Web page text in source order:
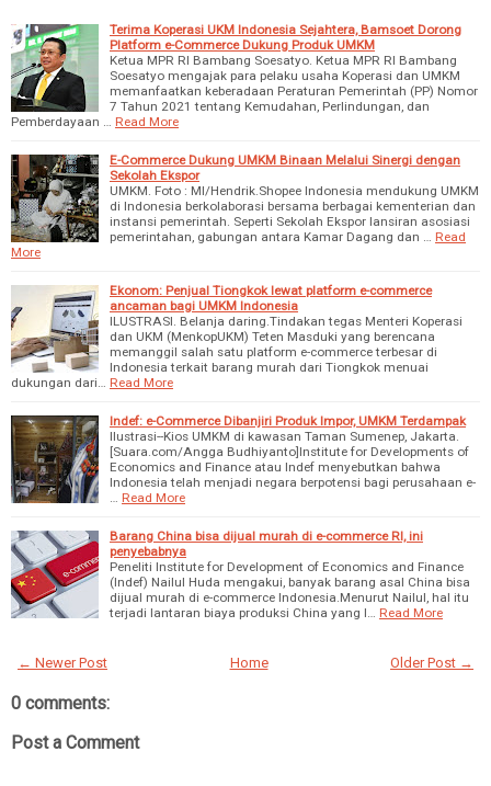
Terima Koperasi UKM Indonesia Sejahtera, Bamsoet Dorong
Platform e-Commerce Dukung Produk UMKM
Ketua MPR RI Bambang Soesatyo. Ketua MPR RI Bambang
Soesatyo mengajak para pelaku usaha Koperasi dan UMKM
memanfaatkan keberadaan Peraturan Pemerintah (PP) Nomor
7 Tahun 2021 tentang Kemudahan, Perlindungan, dan
Pemberdayaan … Read More
E-Commerce Dukung UMKM Binaan Melalui Sinergi dengan
Sekolah Ekspor
UMKM. Foto : MI/Hendrik.Shopee Indonesia mendukung UMKM
di Indonesia berkolaborasi bersama berbagai kementerian dan
instansi pemerintah. Seperti Sekolah Ekspor lansiran asosiasi
pemerintahan, gabungan antara Kamar Dagang dan … Read
More
Ekonom: Penjual Tiongkok lewat platform e-commerce
ancaman bagi UMKM Indonesia
ILUSTRASI. Belanja daring.Tindakan tegas Menteri Koperasi
dan UKM (MenkopUKM) Teten Masduki yang berencana
memanggil salah satu platform e-commerce terbesar di
Indonesia terkait barang murah dari Tiongkok menuai
dukungan dari… Read More
Indef: e-Commerce Dibanjiri Produk Impor, UMKM Terdampak
Ilustrasi--Kios UMKM di kawasan Taman Sumenep, Jakarta.
[Suara.com/Angga Budhiyanto]Institute for Developments of
Economics and Finance atau Indef menyebutkan bahwa
Indonesia telah menjadi negara berpotensi bagi perusahaan e-
… Read More
Barang China bisa dijual murah di e-commerce RI, ini
penyebabnya
Peneliti Institute for Development of Economics and Finance
(Indef) Nailul Huda mengakui, banyak barang asal China bisa
dijual murah di e-commerce Indonesia.Menurut Nailul, hal itu
terjadi lantaran biaya produksi China yang l… Read More
← Newer Post Older Post →
Home
0 comments:
Post a Comment